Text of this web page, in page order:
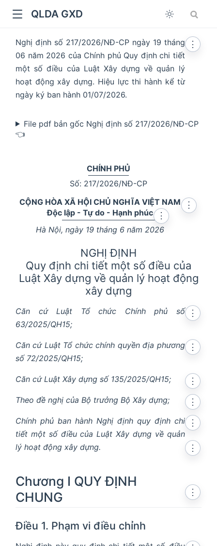
QLDA GXD
Nghị định số 217/2026/NĐ-CP ngày 19 tháng
06 năm 2026 của Chính phủ Quy định chi tiết
một số điều của Luật Xây dựng về quản lý
hoạt động xây dựng. Hiệu lực thi hành kể từ
ngày ký ban hành 01/07/2026.
⋮
File pdf bản gốc Nghị định số 217/2026/NĐ-CP
👈
CHÍNH PHỦ
Số: 217/2026/NĐ-CP
CỘNG HÒA XÃ HỘI CHỦ NGHĨA VIỆT NAM
⋮
Độc lập - Tự do - Hạnh phúc
⋮
Hà Nội, ngày 19 tháng 6 năm 2026
NGHỊ ĐỊNH
Quy định chi tiết một số điều của
Luật Xây dựng về quản lý hoạt động
xây dựng
Căn cứ Luật Tổ chức Chính phủ số
63/2025/QH15;
⋮
Căn cứ Luật Tổ chức chính quyền địa phương
số 72/2025/QH15;
⋮
Căn cứ Luật Xây dựng số 135/2025/QH15;
⋮
Theo đề nghị của Bộ trưởng Bộ Xây dựng;
⋮
Chính phủ ban hành Nghị định quy định chi
tiết một số điều của Luật Xây dựng về quản
lý hoạt động xây dựng.
⋮
Chương I QUY ĐỊNH
CHUNG
⋮
Điều 1. Phạm vi điều chỉnh
⋮